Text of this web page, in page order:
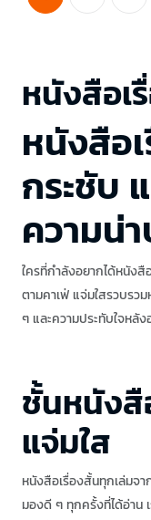
หนังสือเ
หนังสือ
กระชับ
ความน่า
ใครที่กำลังอยากได้หนังสื
ตามคาเฟ่ แจ่มใสรวบรว
ๆ และความประทับใจหลั
ชั้นหนังสื
แจ่มใส
หนังสือเรื่องสั้นทุกเล่มจา
มองดี ๆ ทุกครั้งที่ได้อ่าน